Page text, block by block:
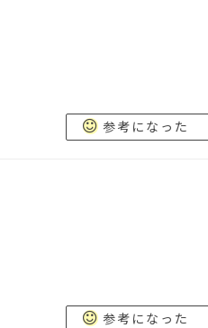
参考になった
参考になった